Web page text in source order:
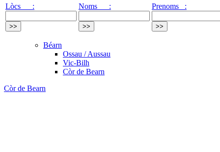
Lòcs :
Noms : Prenoms :
Béarn
Ossau / Aussau
Vic-Bilh
Còr de Bearn
Còr de Bearn